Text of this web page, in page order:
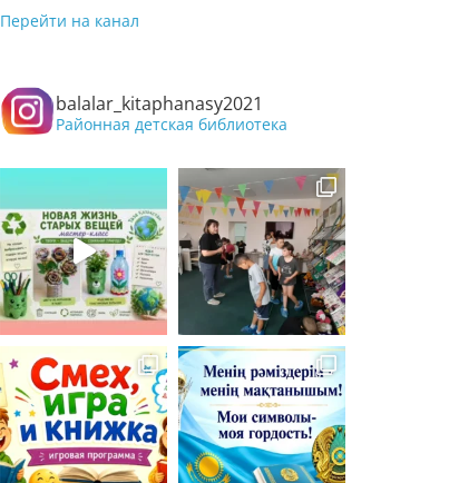
Перейти на канал
balalar_kitaphanasy2021
Районная детская библиотека